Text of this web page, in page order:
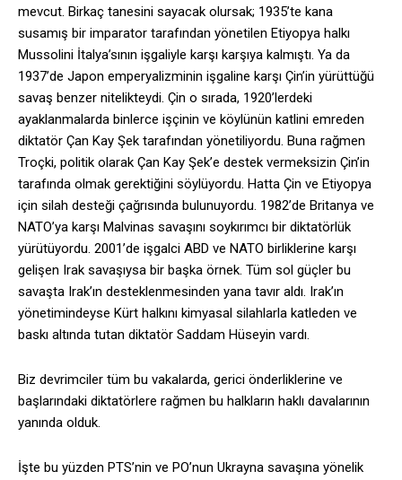
mevcut. Birkaç tanesini sayacak olursak; 1935’te kana
susamış bir imparator tarafından yönetilen Etiyopya halkı
Mussolini İtalya’sının işgaliyle karşı karşıya kalmıştı. Ya da
1937’de Japon emperyalizminin işgaline karşı Çin’in yürüttüğü
savaş benzer nitelikteydi. Çin o sırada, 1920’lerdeki
ayaklanmalarda binlerce işçinin ve köylünün katlini emreden
diktatör Çan Kay Şek tarafından yönetiliyordu. Buna rağmen
Troçki, politik olarak Çan Kay Şek’e destek vermeksizin Çin’in
tarafında olmak gerektiğini söylüyordu. Hatta Çin ve Etiyopya
için silah desteği çağrısında bulunuyordu. 1982’de Britanya ve
NATO’ya karşı Malvinas savaşını soykırımcı bir diktatörlük
yürütüyordu. 2001’de işgalci ABD ve NATO birliklerine karşı
gelişen Irak savaşıysa bir başka örnek. Tüm sol güçler bu
savaşta Irak’ın desteklenmesinden yana tavır aldı. Irak’ın
yönetimindeyse Kürt halkını kimyasal silahlarla katleden ve
baskı altında tutan diktatör Saddam Hüseyin vardı.
Biz devrimciler tüm bu vakalarda, gerici önderliklerine ve
başlarındaki diktatörlere rağmen bu halkların haklı davalarının
yanında olduk.
İşte bu yüzden PTS’nin ve PO’nun Ukrayna savaşına yönelik